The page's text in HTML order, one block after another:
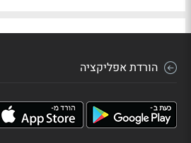
הורדת אפליקציה